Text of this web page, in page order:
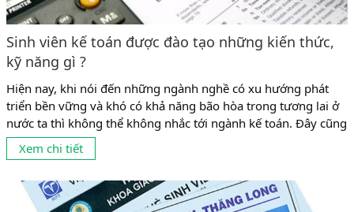
Sinh viên kế toán được đào tạo những kiến thức,
kỹ năng gì ?
Hiện nay, khi nói đến những ngành nghề có xu hướng phát
triển bền vững và khó có khả năng bão hòa trong tương lai ở
nước ta thì không thể không nhắc tới ngành kế toán. Đây cũng
là ngành có tỉ lệ sinh viên theo học khá đông ở mọi cấp học từ
trung cấp, cao đẳng đến...
Xem chi tiết